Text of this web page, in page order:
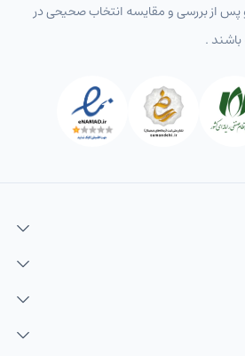
و پس از بررسی و مقایسه انتخاب‌ صحیحی در
باشند .